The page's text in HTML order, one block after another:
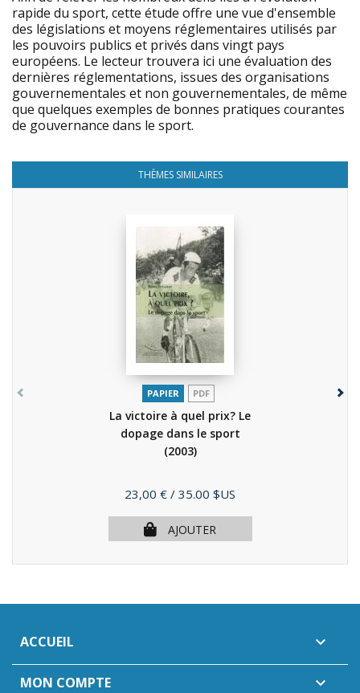
rapide du sport, cette étude offre une vue d'ensemble
des législations et moyens réglementaires utilisés par
les pouvoirs publics et privés dans vingt pays
européens. Le lecteur trouvera ici une évaluation des
dernières réglementations, issues des organisations
gouvernementales et non gouvernementales, de même
que quelques exemples de bonnes pratiques courantes
de gouvernance dans le sport.
THÈMES SIMILAIRES
PAPIER PDF
La victoire à quel prix? Le
dopage dans le sport
(2003)
Prix
23,00 € / 35.00 $US
AJOUTER
ACCUEIL 
MON COMPTE 